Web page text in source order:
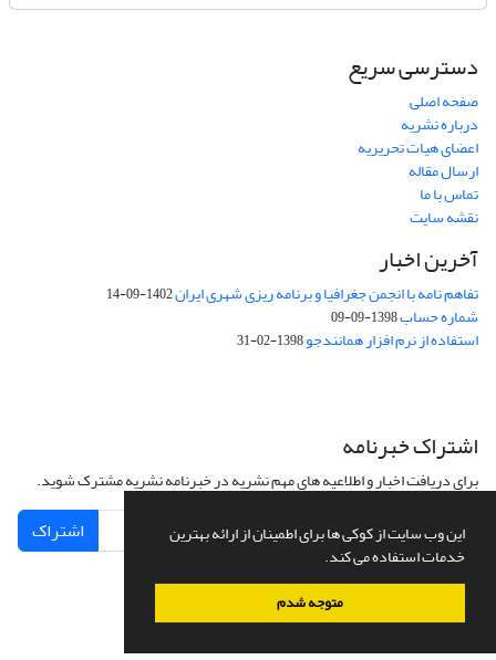
این وب سایت از کوکی ها برای اطمینان از ارائه بهترین
خدمات استفاده می کند.
متوجه شدم
دسترسی سریع
صفحه اصلی
درباره نشریه
اعضای هیات تحریریه
ارسال مقاله
تماس با ما
نقشه سایت
آخرین اخبار
تفاهم نامه با انجمن جغرافیا و برنامه ریزی شهری ایران1402-09-14
شماره حساب1398-09-09
استفاده از نرم افزار همانندجو1398-02-31
اشتراک خبرنامه
برای دریافت اخبار و اطلاعیه های مهم نشریه در خبرنامه نشریه مشترک شوید.
اشتراک
سامانه مدیریت نشریات علمی.طراحی و پیاده سازی ازسیناوب